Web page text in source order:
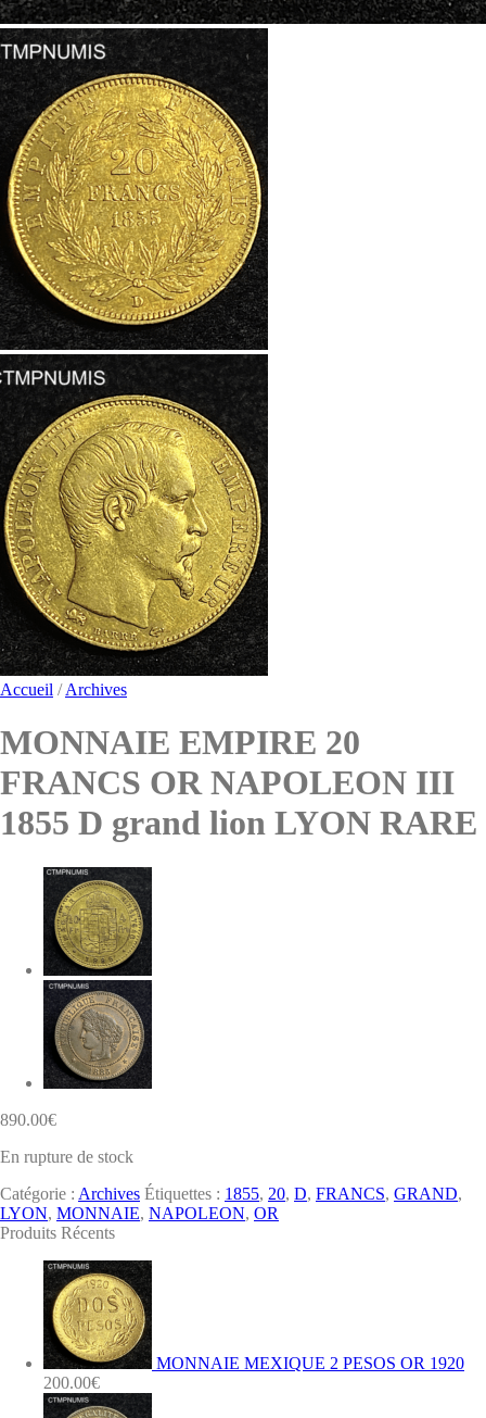
Accueil / Archives
MONNAIE EMPIRE 20
FRANCS OR NAPOLEON III
1855 D grand lion LYON RARE
890.00€
En rupture de stock
Catégorie : Archives Étiquettes : 1855, 20, D, FRANCS, GRAND,
LYON, MONNAIE, NAPOLEON, OR
Produits Récents
MONNAIE MEXIQUE 2 PESOS OR 1920
200.00€